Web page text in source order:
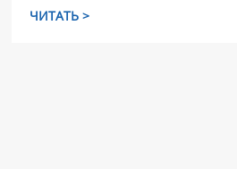
ЧИТАТЬ >